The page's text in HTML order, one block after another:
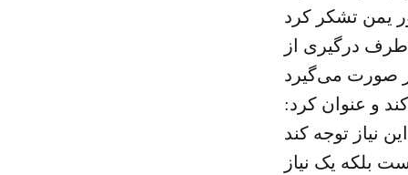
درگیری از
و عنوان کرد:
بلکه یک نیاز